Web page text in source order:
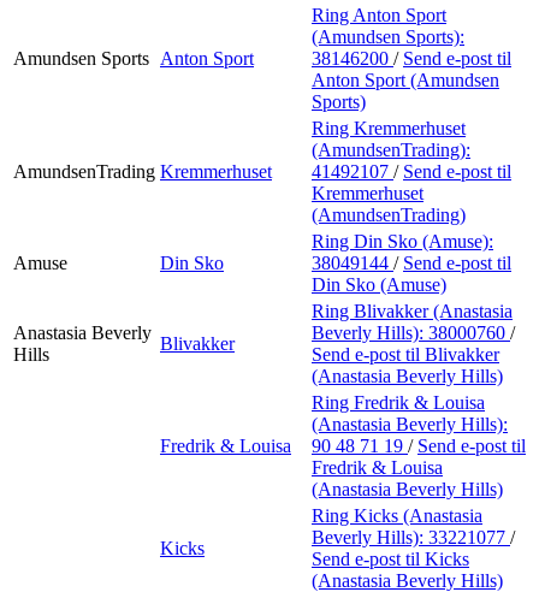
Amundsen Sports Anton Sport
Ring Anton Sport
(Amundsen Sports):
38146200 / Send e-post til
Anton Sport (Amundsen
Sports)
AmundsenTrading Kremmerhuset
Ring Kremmerhuset
(AmundsenTrading):
41492107 / Send e-post til
Kremmerhuset
(AmundsenTrading)
Amuse Din Sko
Ring Din Sko (Amuse):
38049144 / Send e-post til
Din Sko (Amuse)
Anastasia Beverly
Hills
Blivakker
Ring Blivakker (Anastasia
Beverly Hills): 38000760 /
Send e-post til Blivakker
(Anastasia Beverly Hills)
Fredrik & Louisa
Ring Fredrik & Louisa
(Anastasia Beverly Hills):
90 48 71 19 / Send e-post til
Fredrik & Louisa
(Anastasia Beverly Hills)
Kicks
Ring Kicks (Anastasia
Beverly Hills): 33221077 /
Send e-post til Kicks
(Anastasia Beverly Hills)